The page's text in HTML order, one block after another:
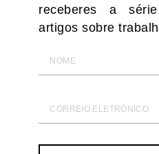
receberes a
artigos sobre